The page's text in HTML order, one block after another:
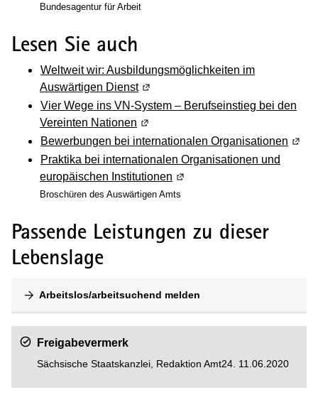
Bundesagentur für Arbeit
Lesen Sie auch
Weltweit wir: Ausbildungsmöglichkeiten im
Auswärtigen Dienst(Wird in einem neuen Fenster
Vier Wege ins VN-System – Berufseinstieg bei den
Vereinten Nationen (Wird in einem neuen Fenster
Bewerbungen bei internationalen Organisationen
Praktika bei internationalen Organisationen und
europäischen Institutionen (Wird in einem neuen
Broschüren des Auswärtigen Amts
Passende Leistungen zu dieser
Lebenslage
Arbeitslos/arbeitsuchend melden
Freigabevermerk
Sächsische Staatskanzlei, Redaktion Amt24. 11.06.2020